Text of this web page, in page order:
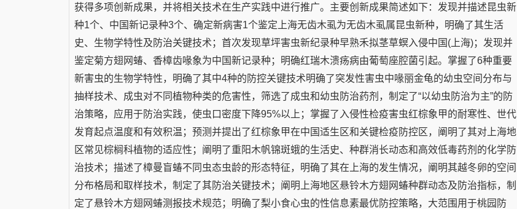
获得多项创新成果，并将相关技术在生产实践中进行推广。主要创新成果简述如下：发现并描述昆虫新
种1个、中国新记录种3个、确定新病害1个鉴定上海无齿木虱为无齿木虱属昆虫新种，明确了其生活
史、生物学特性及防治关键技术；首次发现草坪害虫新纪录种早熟禾拟茎草螟入侵中国(上海)；发现并
鉴定菊方翅网蝽、香樟齿喙象为中国新记录种；明确红瑞木溃疡病由葡萄座腔菌引起。掌握了6种重要
新害虫的生物学特性，明确了其中4种的防控关键技术明确了突发性害虫中喙丽金龟的幼虫空间分布与
抽样技术、成虫对不同植物种类的危害性，筛选了成虫和幼虫防治药剂，制定了“以幼虫防治为主”的防
治策略，应用于防治实践，使虫口密度下降95%以上；掌握了入侵性检疫害虫红棕象甲的耐寒性、世代
发育起点温度和有效积温；预测并提出了红棕象甲在中国适生区和关键检疫防控区，阐明了其对上海地
区常见棕榈科植物的适应性；阐明了重阳木帆锦斑蛾的生活史、种群消长动态和高效低毒药剂的化学防
治技术；描述了樟曼盲蝽不同虫态虫龄的形态特征，明确了其在上海的发生情况，阐明其越冬卵的空间
分布格局和取样技术，制定了其防治关键技术；阐明上海地区悬铃木方翅网蝽种群动态及防治指标，制
定了悬铃木方翅网蝽测报技术规范；明确了梨小食心虫的性信息素最优防控策略，大范围用于桃园防